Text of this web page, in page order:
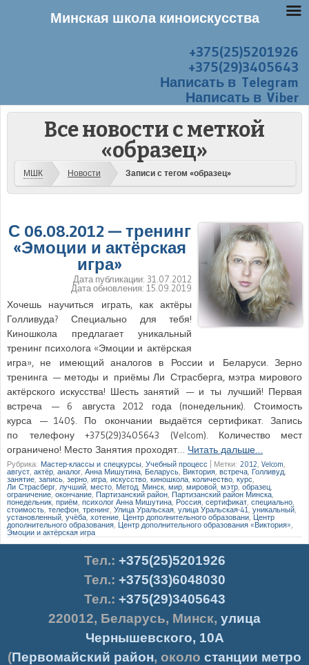
+375(25)5201926
+375(29)3405643
Написать в Telegram
Написать в Viber
Все новости с меткой
«образец»
МШК Новости Записи с тегом «образец»
С 06.08.2012 — тренинг
«Эмоции и актёрская
игра»
Дата публикации: 31.07.2012
Дата обновления: 15.09.2019
Хочешь научиться играть, как актёры
Голливуда? Специально для тебя!
Киношкола предлагает уникальный
тренинг психолога «Эмоции и актёрская
игра», не имеющий аналогов в России и Беларуси. Зерно
тренинга — методы и приёмы Ли Страсберга, мэтра мирового
актёрского искусства! Шесть занятий — и ты лучший! Первая
встреча — 6 августа 2012 года (понедельник). Стоимость
курса — 140$. По окончании выдаётся сертификат. Запись
по телефону +375(29)3405643 (Velcom). Количество мест
ограничено! Место Занятия проходят… Читать дальше…
Рубрика: Мастер-классы и спецкурсы Учебный процесс Метки: 2012 Velcom
август актёр аналог Анна Мишутина, Беларусь Виктория встреча Голливуд
занятие запись зерно игра искусство киношкола количество курс
Ли Страсберг лучший, место Метод Минск мир мировой мэтр ,образец
ограничение окончание Партизанский район Партизанский район Минска
понедельник приём психолог Анна Мишутина Россия сертификат специально
стоимость телефон тренинг Улица Уральская улица Уральская-41 уникальный
установленный учёба, хотение Центр дополнительного образовани ,Центр
дополнительного образования Центр дополнительного образования «Виктория»
Эмоции и актёрская игра
Тел.: +375(25)5201926
Тел.: +375(33)6048030
Тел.: +375(29)3405643
220012, Беларусь, Минск, улица
Чернышевского, 10А
(Первомайский район, около станции метро
Минская школа киноискусства